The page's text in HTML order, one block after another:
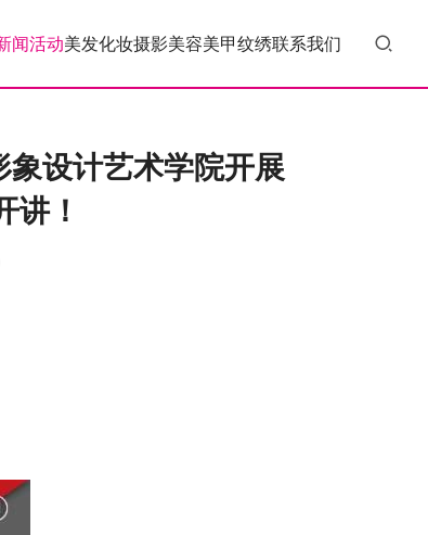
闻活动美发化妆摄影美容美甲纹绣联系我们
设计艺术学院开展
讲！